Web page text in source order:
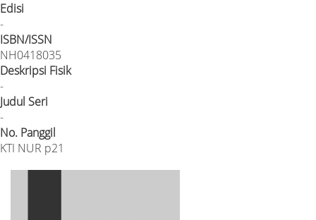
Edisi
-
ISBN/ISSN
NH0418035
Deskripsi Fisik
-
Judul Seri
-
No. Panggil
KTI NUR p21